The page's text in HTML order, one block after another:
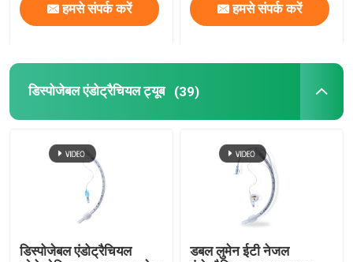
हमसे संपर्क करें हमसे संपर्क करें
डिस्पोजेबल एंडोट्रैचियल ट्यूब (39)
डिस्पोजेबल एंडोट्रैचियल
डबल लुमेन ईटी नेजल